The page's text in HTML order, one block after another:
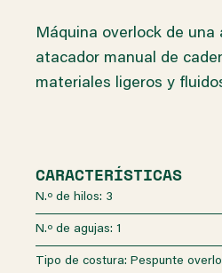
Máquina overlock de una
atacador manual de
materiales ligeros y
CARACTERÍSTICAS
N.º de hilos: 3
N.º de agujas: 1
Tipo de costura: Pespunte